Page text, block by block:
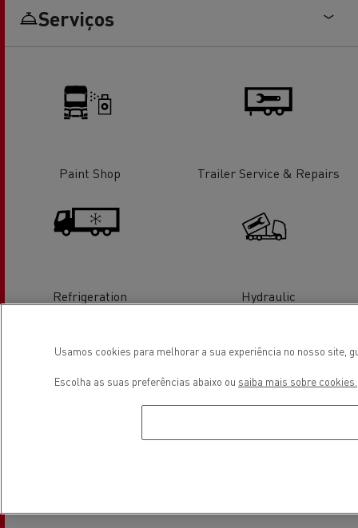
Serviços
Paint Shop Trailer Service & Repairs
Refrigeration Hydraulic
Usamos cookies para melhorar a sua experiência no nosso site,
Escolha as suas preferências abaixo ou saiba mais sobre cookies.